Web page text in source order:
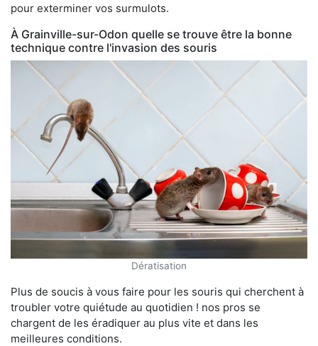
pour exterminer vos surmulots.
À Grainville-sur-Odon quelle se trouve être la bonne
technique contre l'invasion des souris
Dératisation
Plus de soucis à vous faire pour les souris qui cherchent à
troubler votre quiétude au quotidien ! nos pros se
chargent de les éradiquer au plus vite et dans les
meilleures conditions.